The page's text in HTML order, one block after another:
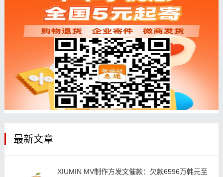
最新文章
XIUMIN MV制作方发文催款：欠款6596万韩元至